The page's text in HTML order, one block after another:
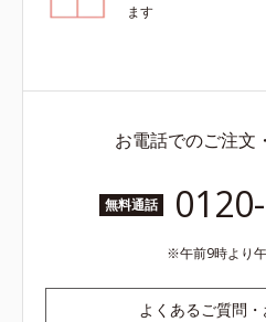
ます
お電話でのご注文
無料通話
午前9時より
よくあるご質問